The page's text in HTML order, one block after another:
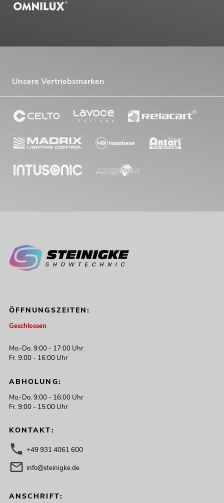
Unsere Vertriebsmarken
ÖFFNUNGSZEITEN:
Geschlossen
Mo.-Do. 9:00 - 17:00 Uhr
Fr. 9:00 - 16:00 Uhr
ABHOLUNG:
Mo.-Do. 9:00 - 16:00 Uhr
Fr. 9:00 - 15:00 Uhr
KONTAKT:
+49 931 4061 600
info@steinigke.de
ANSCHRIFT: